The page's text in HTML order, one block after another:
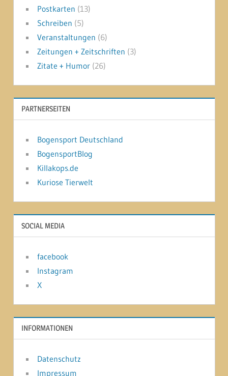
Postkarten (13)
Schreiben (5)
Veranstaltungen (6)
Zeitungen + Zeitschriften (3)
Zitate + Humor(26)
PARTNERSEITEN
Bogensport Deutschland
BogensportBlog
Killakops.de
Kuriose Tierwelt
SOCIAL MEDIA
facebook
Instagram
X
INFORMATIONEN
Datenschutz
Impressum